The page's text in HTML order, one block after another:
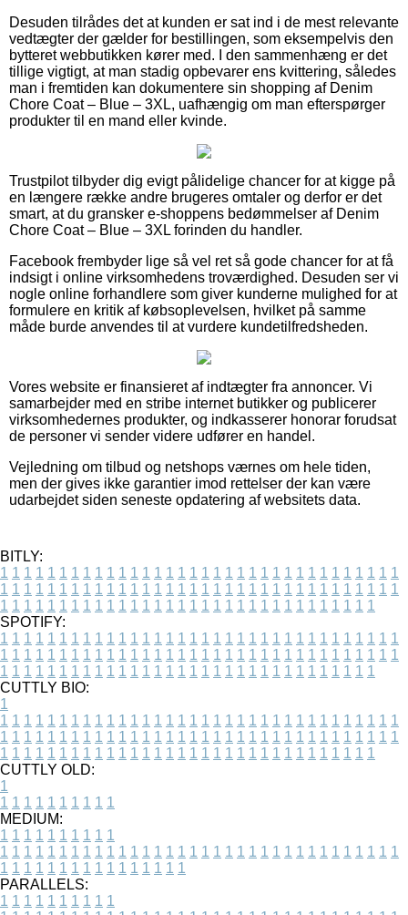
Desuden tilrådes det at kunden er sat ind i de mest relevante
vedtægter der gælder for bestillingen, som eksempelvis den
bytteret webbutikken kører med. I den sammenhæng er det
tillige vigtigt, at man stadig opbevarer ens kvittering, således
man i fremtiden kan dokumentere sin shopping af Denim
Chore Coat – Blue – 3XL, uafhængig om man efterspørger
produkter til en mand eller kvinde.
Trustpilot tilbyder dig evigt pålidelige chancer for at kigge på
en længere række andre brugeres omtaler og derfor er det
smart, at du gransker e-shoppens bedømmelser af Denim
Chore Coat – Blue – 3XL forinden du handler.
Facebook frembyder lige så vel ret så gode chancer for at få
indsigt i online virksomhedens troværdighed. Desuden ser vi
nogle online forhandlere som giver kunderne mulighed for at
formulere en kritik af købsoplevelsen, hvilket på samme
måde burde anvendes til at vurdere kundetilfredsheden.
Vores website er finansieret af indtægter fra annoncer. Vi
samarbejder med en stribe internet butikker og publicerer
virksomhedernes produkter, og indkasserer honorar forudsat
de personer vi sender videre udfører en handel.
Vejledning om tilbud og netshops værnes om hele tiden,
men der gives ikke garantier imod rettelser der kan være
udarbejdet siden seneste opdatering af websitets data.
BITLY:
1 1 1 1 1 1 1 1 1 1 1 1 1 1 1 1 1 1 1 1 1 1 1 1 1 1 1 1 1 1 1 1 1 1
1 1 1 1 1 1 1 1 1 1 1 1 1 1 1 1 1 1 1 1 1 1 1 1 1 1 1 1 1 1 1 1 1 1
1 1 1 1 1 1 1 1 1 1 1 1 1 1 1 1 1 1 1 1 1 1 1 1 1 1 1 1 1 1 1 1
SPOTIFY:
1 1 1 1 1 1 1 1 1 1 1 1 1 1 1 1 1 1 1 1 1 1 1 1 1 1 1 1 1 1 1 1 1 1
1 1 1 1 1 1 1 1 1 1 1 1 1 1 1 1 1 1 1 1 1 1 1 1 1 1 1 1 1 1 1 1 1 1
1 1 1 1 1 1 1 1 1 1 1 1 1 1 1 1 1 1 1 1 1 1 1 1 1 1 1 1 1 1 1 1
CUTTLY BIO:
1
1 1 1 1 1 1 1 1 1 1 1 1 1 1 1 1 1 1 1 1 1 1 1 1 1 1 1 1 1 1 1 1 1 1
1 1 1 1 1 1 1 1 1 1 1 1 1 1 1 1 1 1 1 1 1 1 1 1 1 1 1 1 1 1 1 1 1 1
1 1 1 1 1 1 1 1 1 1 1 1 1 1 1 1 1 1 1 1 1 1 1 1 1 1 1 1 1 1 1 1
CUTTLY OLD:
1
1 1 1 1 1 1 1 1 1 1
MEDIUM:
1 1 1 1 1 1 1 1 1 1
1 1 1 1 1 1 1 1 1 1 1 1 1 1 1 1 1 1 1 1 1 1 1 1 1 1 1 1 1 1 1 1 1 1
1 1 1 1 1 1 1 1 1 1 1 1 1 1 1 1
PARALLELS:
1 1 1 1 1 1 1 1 1 1